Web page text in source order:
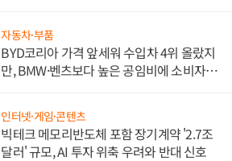
자동차·부품
BYD코리아 가격 앞세워 수입차 4위 올랐지
만, BMW·벤츠보다 높은 공임비에 소비자
인터넷·게임·콘텐츠
빅테크 메모리반도체 포함 장기계약 '2.7조
달러' 규모, AI 투자 위축 우려와 반대 신호